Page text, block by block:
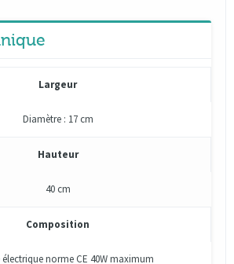
Largeur
Diamètre : 17 cm
Hauteur
40 cm
Composition
norme CE 40W maximum